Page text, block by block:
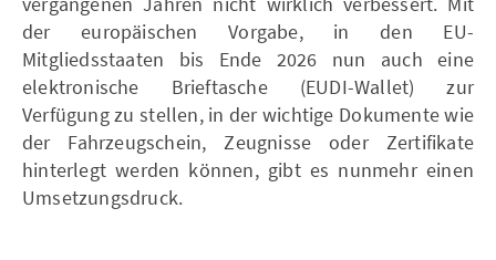
der europäischen Vorgabe, in den EU-
Mitgliedsstaaten bis Ende 2026 nun auch eine
elektronische Brieftasche (EUDI-Wallet) zur
Verfügung zu stellen, in der wichtige Dokumente wie
der Fahrzeugschein, Zeugnisse oder Zertifikate
hinterlegt werden können, gibt es nunmehr einen
Umsetzungsdruck.